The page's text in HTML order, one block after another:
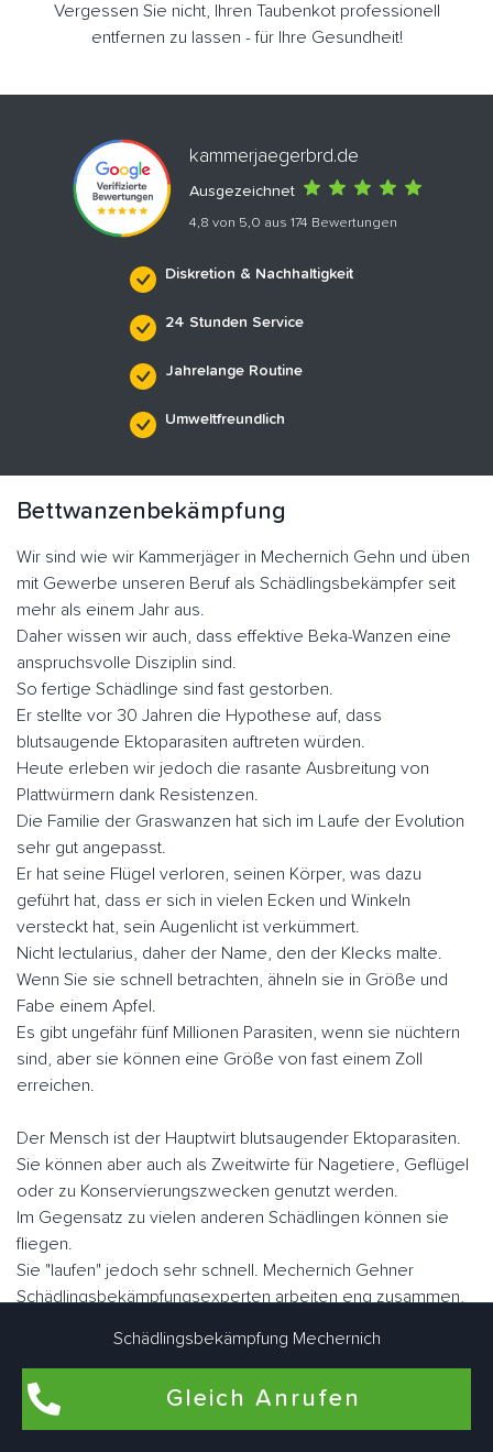
Vergessen Sie nicht, Ihren Taubenkot professionell
entfernen zu lassen - für Ihre Gesundheit!
kammerjaegerbrd.de
Ausgezeichnet
4,8 von 5,0 aus 174 Bewertungen
Diskretion & Nachhaltigkeit
24 Stunden Service
Jahrelange Routine
Umweltfreundlich
Bettwanzenbekämpfung
Wir sind wie wir Kammerjäger in Mechernich Gehn und üben
mit Gewerbe unseren Beruf als Schädlingsbekämpfer seit
mehr als einem Jahr aus.
Daher wissen wir auch, dass effektive Beka-Wanzen eine
anspruchsvolle Disziplin sind.
So fertige Schädlinge sind fast gestorben.
Er stellte vor 30 Jahren die Hypothese auf, dass
blutsaugende Ektoparasiten auftreten würden.
Heute erleben wir jedoch die rasante Ausbreitung von
Plattwürmern dank Resistenzen.
Die Familie der Graswanzen hat sich im Laufe der Evolution
sehr gut angepasst.
Er hat seine Flügel verloren, seinen Körper, was dazu
geführt hat, dass er sich in vielen Ecken und Winkeln
versteckt hat, sein Augenlicht ist verkümmert.
Nicht lectularius, daher der Name, den der Klecks malte.
Wenn Sie sie schnell betrachten, ähneln sie in Größe und
Fabe einem Apfel.
Es gibt ungefähr fünf Millionen Parasiten, wenn sie nüchtern
sind, aber sie können eine Größe von fast einem Zoll
erreichen.
Der Mensch ist der Hauptwirt blutsaugender Ektoparasiten.
Sie können aber auch als Zweitwirte für Nagetiere, Geflügel
oder zu Konservierungszwecken genutzt werden.
Im Gegensatz zu vielen anderen Schädlingen können sie
fliegen.
Sie "laufen" jedoch sehr schnell. Mechernich Gehner
Schädlingsbekämpfungsexperten arbeiten eng zusammen,
Flohbekämpfung in Mechernich Gehn
Schädlingsbekämpfung Mechernich
Gleich Anrufen